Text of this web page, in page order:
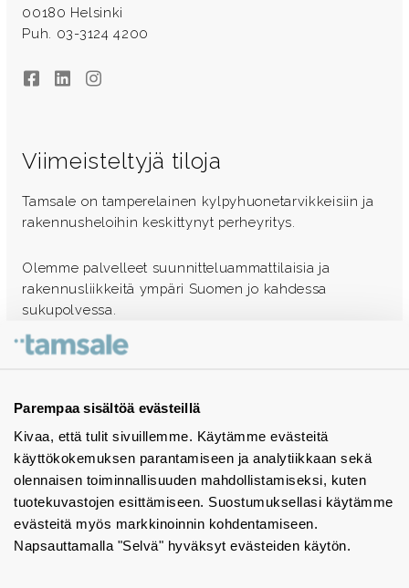
Parempaa sisältöä evästeillä
Kivaa, että tulit sivuillemme. Käytämme evästeitä
käyttökokemuksen parantamiseen ja analytiikkaan sekä
olennaisen toiminnallisuuden mahdollistamiseksi, kuten
tuotekuvastojen esittämiseen. Suostumuksellasi käytämme
evästeitä myös markkinoinnin kohdentamiseen.
Napsauttamalla "Selvä" hyväksyt evästeiden käytön.
00180 Helsinki
Puh. 03-3124 4200
FacebookLinkedInInstagram
Viimeisteltyjä tiloja
Tamsale on tamperelainen kylpyhuonetarvikkeisiin ja
rakennusheloihin keskittynyt perheyritys.
Olemme palvelleet suunnitteluammattilaisia ja
rakennusliikkeitä ympäri Suomen jo kahdessa
sukupolvessa.
Ota yhteyttä - autamme mielellämme
Tuotekuvastot
Instagram
BIM-objektit
Yhteystiedot
Tiedotteet